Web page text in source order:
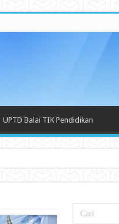
UPTD Balai TIK Pendidikan